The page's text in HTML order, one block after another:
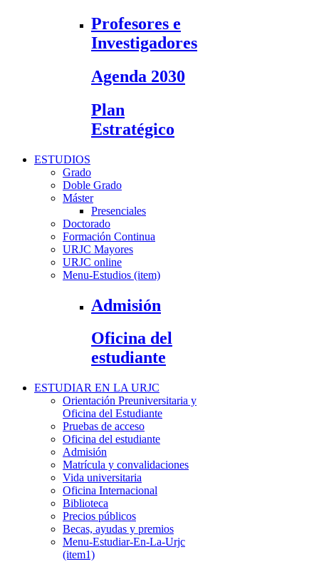
Profesores e
Investigadores
Agenda 2030
Plan
Estratégico
ESTUDIOS
Grado
Doble Grado
Máster
Presenciales
Doctorado
Formación Continua
URJC Mayores
URJC online
Menu-Estudios (item)
Admisión
Oficina del
estudiante
ESTUDIAR EN LA URJC
Orientación Preuniversitaria y
Oficina del Estudiante
Pruebas de acceso
Oficina del estudiante
Admisión
Matrícula y convalidaciones
Vida universitaria
Oficina Internacional
Biblioteca
Precios públicos
Becas, ayudas y premios
Menu-Estudiar-En-La-Urjc
(item1)